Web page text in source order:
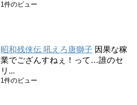
1件のビュー
昭和残侠伝 吼えろ唐獅子 因果な稼
業でござんすねぇ！って…誰のセ
リ...
1件のビュー